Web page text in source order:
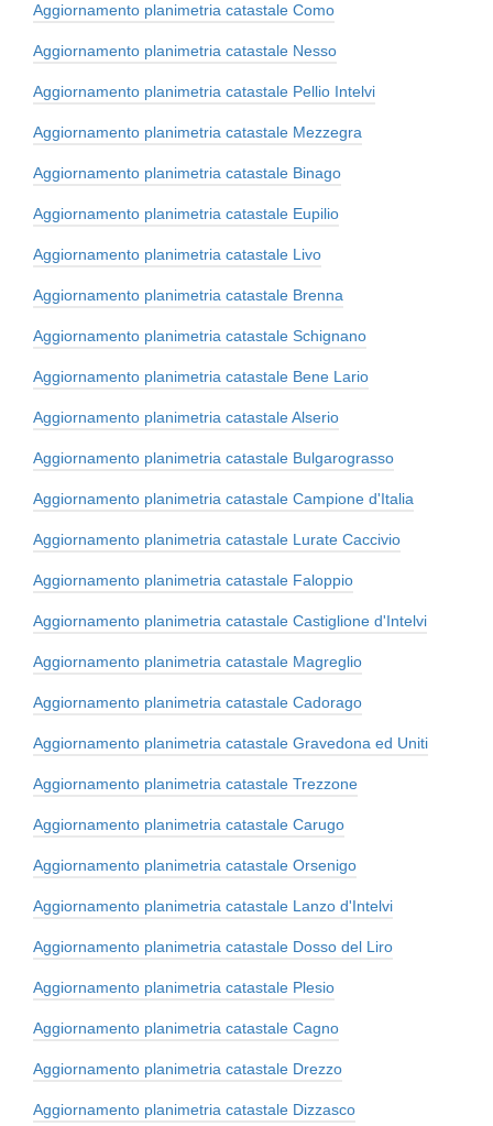
Aggiornamento planimetria catastale Como
Aggiornamento planimetria catastale Nesso
Aggiornamento planimetria catastale Pellio Intelvi
Aggiornamento planimetria catastale Mezzegra
Aggiornamento planimetria catastale Binago
Aggiornamento planimetria catastale Eupilio
Aggiornamento planimetria catastale Livo
Aggiornamento planimetria catastale Brenna
Aggiornamento planimetria catastale Schignano
Aggiornamento planimetria catastale Bene Lario
Aggiornamento planimetria catastale Alserio
Aggiornamento planimetria catastale Bulgarograsso
Aggiornamento planimetria catastale Campione d'Italia
Aggiornamento planimetria catastale Lurate Caccivio
Aggiornamento planimetria catastale Faloppio
Aggiornamento planimetria catastale Castiglione d'Intelvi
Aggiornamento planimetria catastale Magreglio
Aggiornamento planimetria catastale Cadorago
Aggiornamento planimetria catastale Gravedona ed Uniti
Aggiornamento planimetria catastale Trezzone
Aggiornamento planimetria catastale Carugo
Aggiornamento planimetria catastale Orsenigo
Aggiornamento planimetria catastale Lanzo d'Intelvi
Aggiornamento planimetria catastale Dosso del Liro
Aggiornamento planimetria catastale Plesio
Aggiornamento planimetria catastale Cagno
Aggiornamento planimetria catastale Drezzo
Aggiornamento planimetria catastale Dizzasco